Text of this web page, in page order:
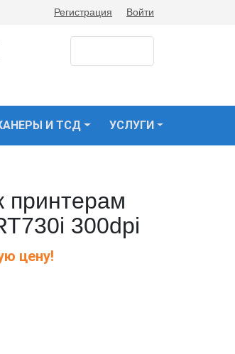
Регистрация Войти
И ТСД УСЛУГИ
принтерам
300dpi
цену!